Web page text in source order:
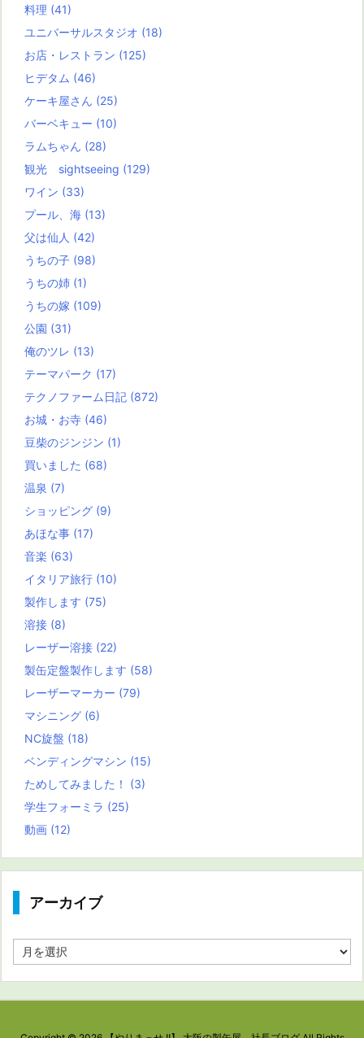
料理 (41)
ユニバーサルスタジオ (18)
お店・レストラン (125)
ヒデタム (46)
ケーキ屋さん (25)
バーベキュー (10)
ラムちゃん (28)
観光 sightseeing (129)
ワイン (33)
プール、海 (13)
父は仙人 (42)
うちの子 (98)
うちの姉 (1)
うちの嫁 (109)
公園 (31)
俺のツレ (13)
テーマパーク (17)
テクノファーム日記 (872)
お城・お寺 (46)
豆柴のジンジン (1)
買いました (68)
温泉 (7)
ショッピング (9)
あほな事 (17)
音楽 (63)
イタリア旅行 (10)
製作します (75)
溶接 (8)
レーザー溶接 (22)
製缶定盤製作します (58)
レーザーマーカー (79)
マシニング (6)
NC旋盤 (18)
ベンディングマシン (15)
ためしてみました！ (3)
学生フォーミラ (25)
動画 (12)
アーカイブ
ー